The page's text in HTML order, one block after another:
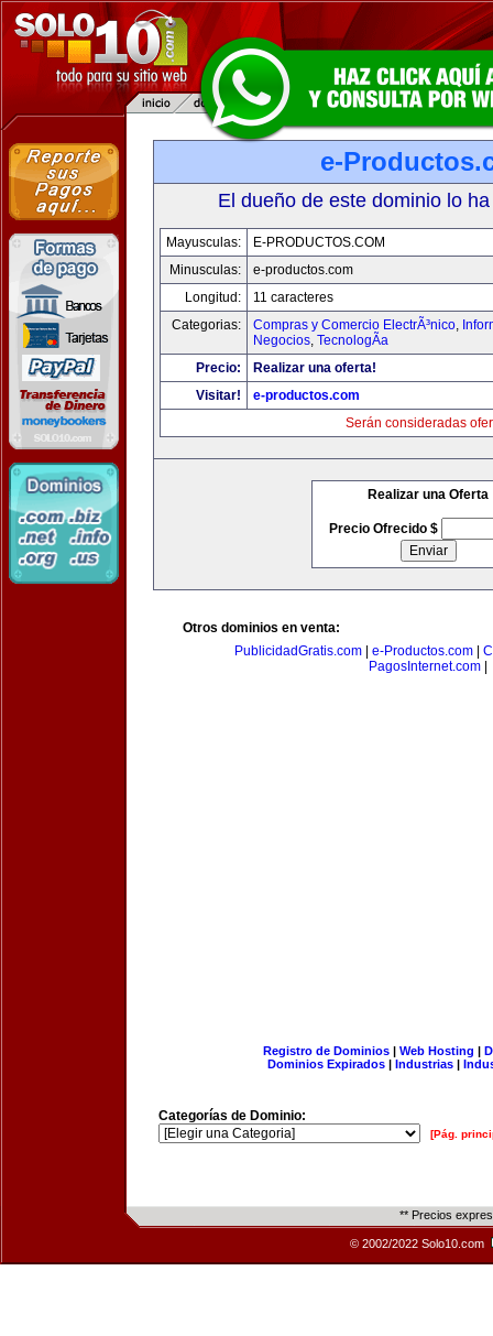
e-
El dueño de este dominio lo
Mayusculas:
E-PRODUCTOS.COM
Minusculas:
e-productos.com
Longitud:
11 caracteres
Categorias:
Compras y Comercio ElectrÃ³nico,
Negocios, TecnologÃ­a
Precio:
Realizar una oferta!
Visitar!
e-productos.com
Serán consideradas
Realizar una Oferta
Precio Ofrecido $
Otros dominios en venta:
PublicidadGratis.com
e-Productos.com
PagosInternet.com
Registro de Dominios| Web Hosting |
Dominios Expirados | Industrias |
Categorías de Dominio:
[Pág.
** Precios
© 2002/2022 Solo10.com